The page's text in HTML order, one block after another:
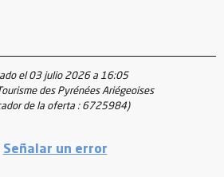
el 03 julio 2026 a 16:05
des Pyrénées Ariégeoises
de la oferta : 6725984)
Señalar un error